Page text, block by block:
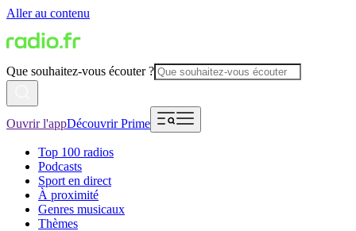
Aller au contenu
Que souhaitez-vous écouter ?
Ouvrir l'appDécouvrir Prime
Top 100 radios
Podcasts
Sport en direct
À proximité
Genres musicaux
Thèmes